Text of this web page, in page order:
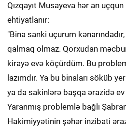
Qızqayıt Musayeva hər an
ehtiyatlanır:
"Bina sanki uçurum
qalmaq olmaz. Qorxudan
kirayə evə köçürdüm. Bu
lazımdır. Ya bu binaları söküb
ya da sakinlərə başqa ərazidə
Yaranmış problemlə bağlı
Hakimiyyətinin şəhər inzibati